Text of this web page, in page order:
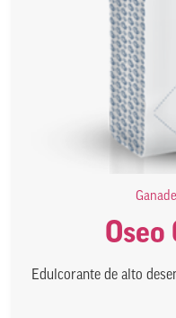
Oseo
Edulcorante de alto